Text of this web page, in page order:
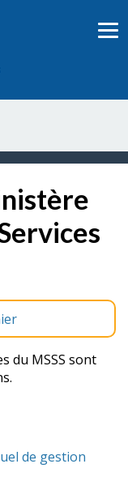
du MSSS sont
de gestion